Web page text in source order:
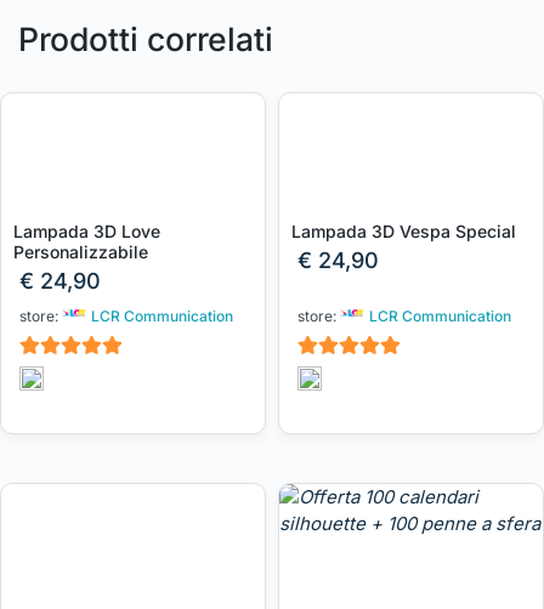
Prodotti correlati
Lampada 3D Love
Personalizzabile
€ 24,90
store: LCR Communication
5
Lampada 3D Vespa Special
€ 24,90
store: LCR Communication
5